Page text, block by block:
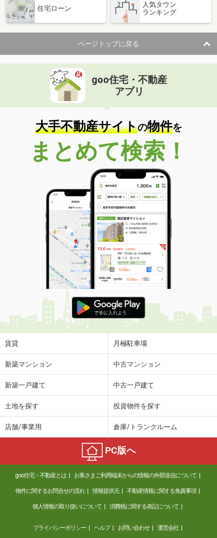
住宅ローン
人気タウン
ランキング
ページトップに戻る
goo住宅・不動産
アプリ
大手不動産サイトの物件を
まとめて検索！
賃貸 月極駐車場
新築マンション 中古マンション
新築一戸建て 中古一戸建て
土地を探す 投資物件を探す
店舗/事業用 倉庫/トランクルーム
PC版へ
goo住宅・不動産とは お客さまご利用端末からの情報の外部送信について
物件に関するお問合せの流れ 情報提供元 不動産情報に関する免責事項
個人情報の取り扱いについて 消費税に関する表記について
プライバシーポリシー ヘルプ お問い合わせ 運営会社